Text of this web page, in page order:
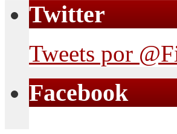
Twitter
Tweets por
Facebook